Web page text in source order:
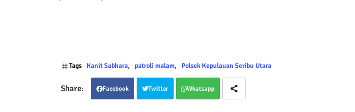
Tags Kanit Sabhara patroli malam Polsek Kepulauan Seribu Utara
Facebook Twitter Whatsapp